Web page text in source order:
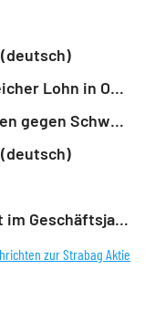
(deutsch)
IG BAU: 35 Jahre nach Einheit gleicher Lohn in Ost und West
ROUNDUP: Bundesweite Kontrollen gegen Schwarzarbeit im Baugewerbe
(deutsch)
EQS-News: STRABAG SE erreicht im Geschäftsjahr 2025 neue Meilensteine (deutsch)
zur Strabag Aktie